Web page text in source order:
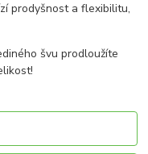
prodyšnost a flexibilitu,
švu prodloužíte